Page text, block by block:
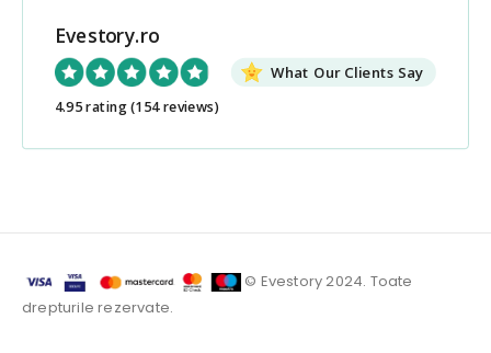
Evestory.ro
What Our Clients Say
4.95 rating(154 reviews)
© Evestory 2024. Toate
drepturile rezervate.